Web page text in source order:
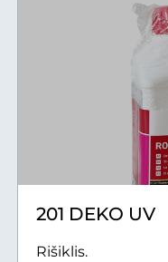
201 DEKO UV
Rišiklis.